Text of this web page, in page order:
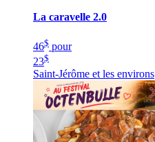
La caravelle 2.0
46$ pour
23$
Saint-Jérôme et les environs